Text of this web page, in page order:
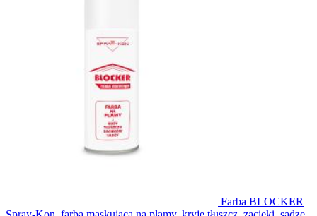
Farba BLOCKER